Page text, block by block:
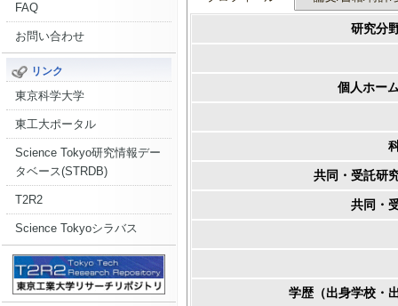
FAQ
お問い合わせ
リンク
東京科学大学
東工大ポータル
Science Tokyo研究情報デー
タベース(STRDB)
T2R2
Science Tokyoシラバス
研究分
個人ホー
共同・受託研
共同・
学歴（出身学校・